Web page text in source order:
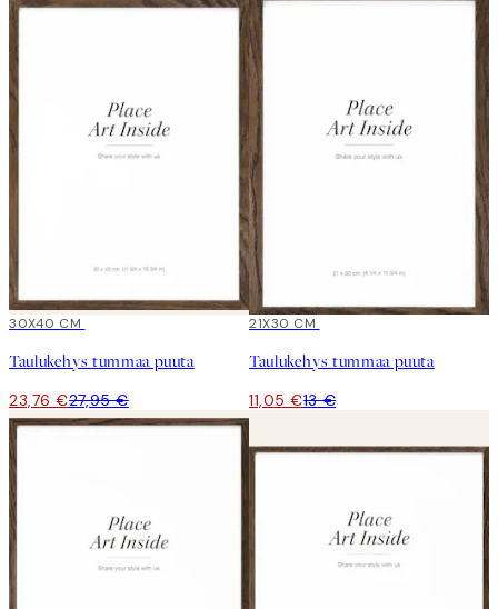
15%*
30X40 CM
Taulukehys tummaa puuta
23,76 €27,95 €
15%*
21X30 CM
Taulukehys tummaa puuta
11,05 €13 €